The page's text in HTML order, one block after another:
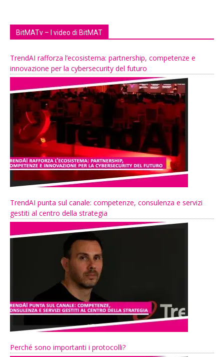
BitMATv – I video di BitMAT
TrendAI rafforza l’ecosistema: partnership, competenze e
innovazione per la cybersecurity del futuro
TrendAI punta sul canale: competenze, consulenza e servizi
gestiti al centro della strategia
Perché sono importanti i protocolli?